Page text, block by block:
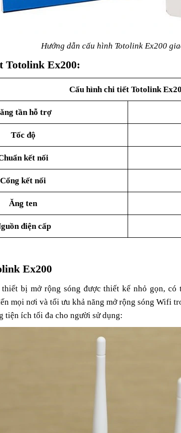
Hướng dẫn cấu hình Totolink Ex200
Totolink Ex200:
Cấu hình chi tiết Totolink
tần hỗ trợ
Tốc độ
kết nối
Cổng kết nối
Ăng ten
điện cấp
Ex200
bị mở rộng sóng được thiết kế nhỏ gọn, có
mọi nơi và tối ưu khả năng mở rộng sóng Wifi
tiện ích tối đa cho người sử dụng: